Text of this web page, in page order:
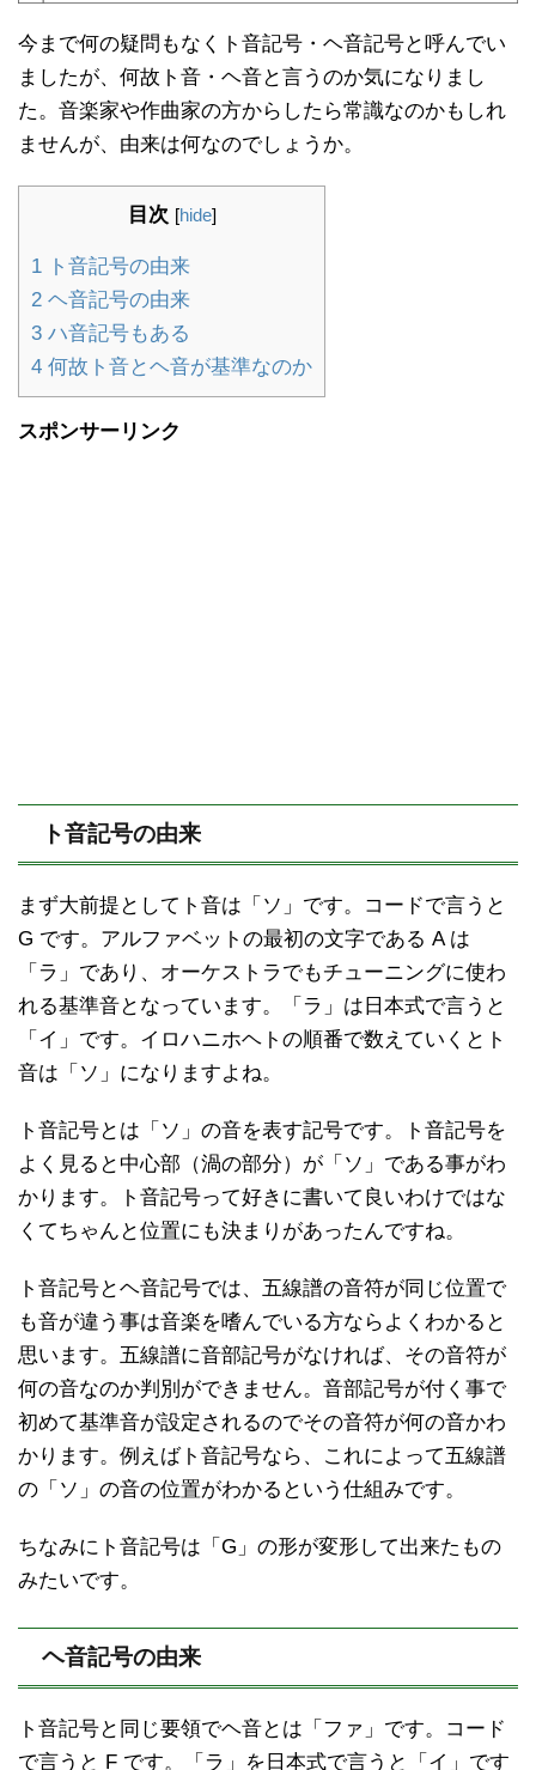
今まで何の疑問もなくト音記号・ヘ音記号と呼んでい
ましたが、何故ト音・ヘ音と言うのか気になりまし
た。音楽家や作曲家の方からしたら常識なのかもしれ
ませんが、由来は何なのでしょうか。
目次 [hide]
1 ト音記号の由来
2 ヘ音記号の由来
3 ハ音記号もある
4 何故ト音とヘ音が基準なのか
スポンサーリンク
ト音記号の由来
まず大前提としてト音は「ソ」です。コードで言うと
G です。アルファベットの最初の文字である A は
「ラ」であり、オーケストラでもチューニングに使わ
れる基準音となっています。「ラ」は日本式で言うと
「イ」です。イロハニホヘトの順番で数えていくとト
音は「ソ」になりますよね。
ト音記号とは「ソ」の音を表す記号です。ト音記号を
よく見ると中心部（渦の部分）が「ソ」である事がわ
かります。ト音記号って好きに書いて良いわけではな
くてちゃんと位置にも決まりがあったんですね。
ト音記号とヘ音記号では、五線譜の音符が同じ位置で
も音が違う事は音楽を嗜んでいる方ならよくわかると
思います。五線譜に音部記号がなければ、その音符が
何の音なのか判別ができません。音部記号が付く事で
初めて基準音が設定されるのでその音符が何の音かわ
かります。例えばト音記号なら、これによって五線譜
の「ソ」の音の位置がわかるという仕組みです。
ちなみにト音記号は「G」の形が変形して出来たもの
みたいです。
ヘ音記号の由来
ト音記号と同じ要領でヘ音とは「ファ」です。コード
で言うと F です。「ラ」を日本式で言うと「イ」です